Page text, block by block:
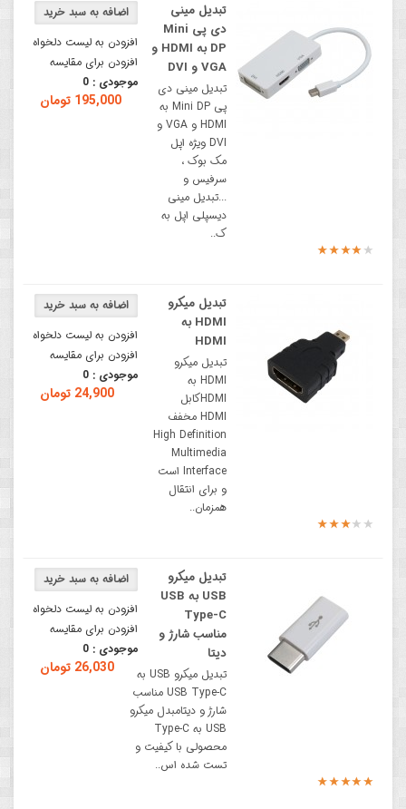
افزودن به لیست دلخواه
افزودن برای مقایسه
موجودی : 0
195,000 تومان
تبدیل مینی
دی پی Mini
DP به HDMI و
VGA و DVI
تبدیل مینی دی
پی Mini DP به
HDMI و VGA و
DVI ویژه اپل
مک بوک ،
سرفیس و
...تبدیل مینی
دیسپلی اپل به
ک..
افزودن به لیست دلخواه
افزودن برای مقایسه
موجودی : 0
24,900 تومان
تبدیل میکرو
HDMI به
HDMI
تبدیل میکرو
HDMI به
HDMIکابل
HDMI مخفف
High Definition
Multimedia
Interface است
و برای انتقال
همزمان..
افزودن به لیست دلخواه
افزودن برای مقایسه
موجودی : 0
26,030 تومان
تبدیل میکرو
USB به USB
Type-C
مناسب شارژ و
دیتا
تبدیل میکرو USB به
USB Type-C مناسب
شارژ و دیتامبدل میکرو
USB به Type-C
محصولی با کیفیت و
تست شده اس..